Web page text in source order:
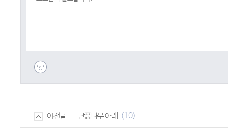
이전글 단풍나무 아래 (10)